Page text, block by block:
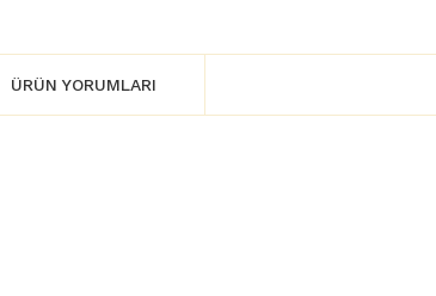
ÜRÜN YORUMLARI